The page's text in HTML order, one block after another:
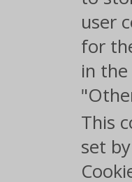
user
for
in
This
set